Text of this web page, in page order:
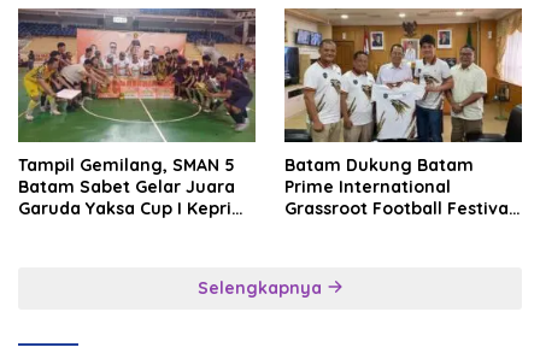
Tampil Gemilang, SMAN 5
Batam Sabet Gelar Juara
Garuda Yaksa Cup I Kepri
Batam Dukung Batam
Prime International
Grassroot Football Festival
Brunei–Malaysia
Selengkapnya